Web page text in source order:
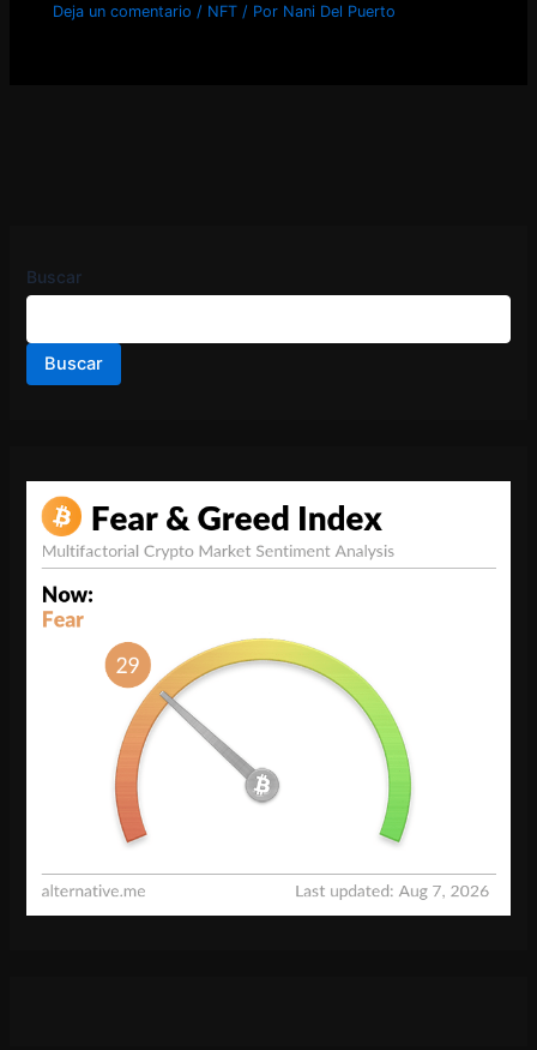
Deja un comentario / NFT / Por Nani Del Puerto
Buscar
Buscar